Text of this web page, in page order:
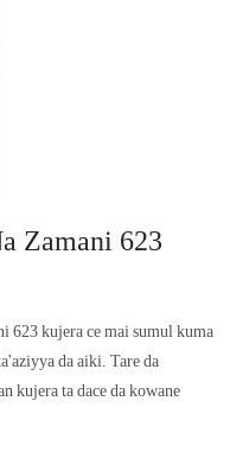
Zamani 623
623 kujera ce mai sumul kuma
da aiki. Tare da
kujera ta dace da kowane